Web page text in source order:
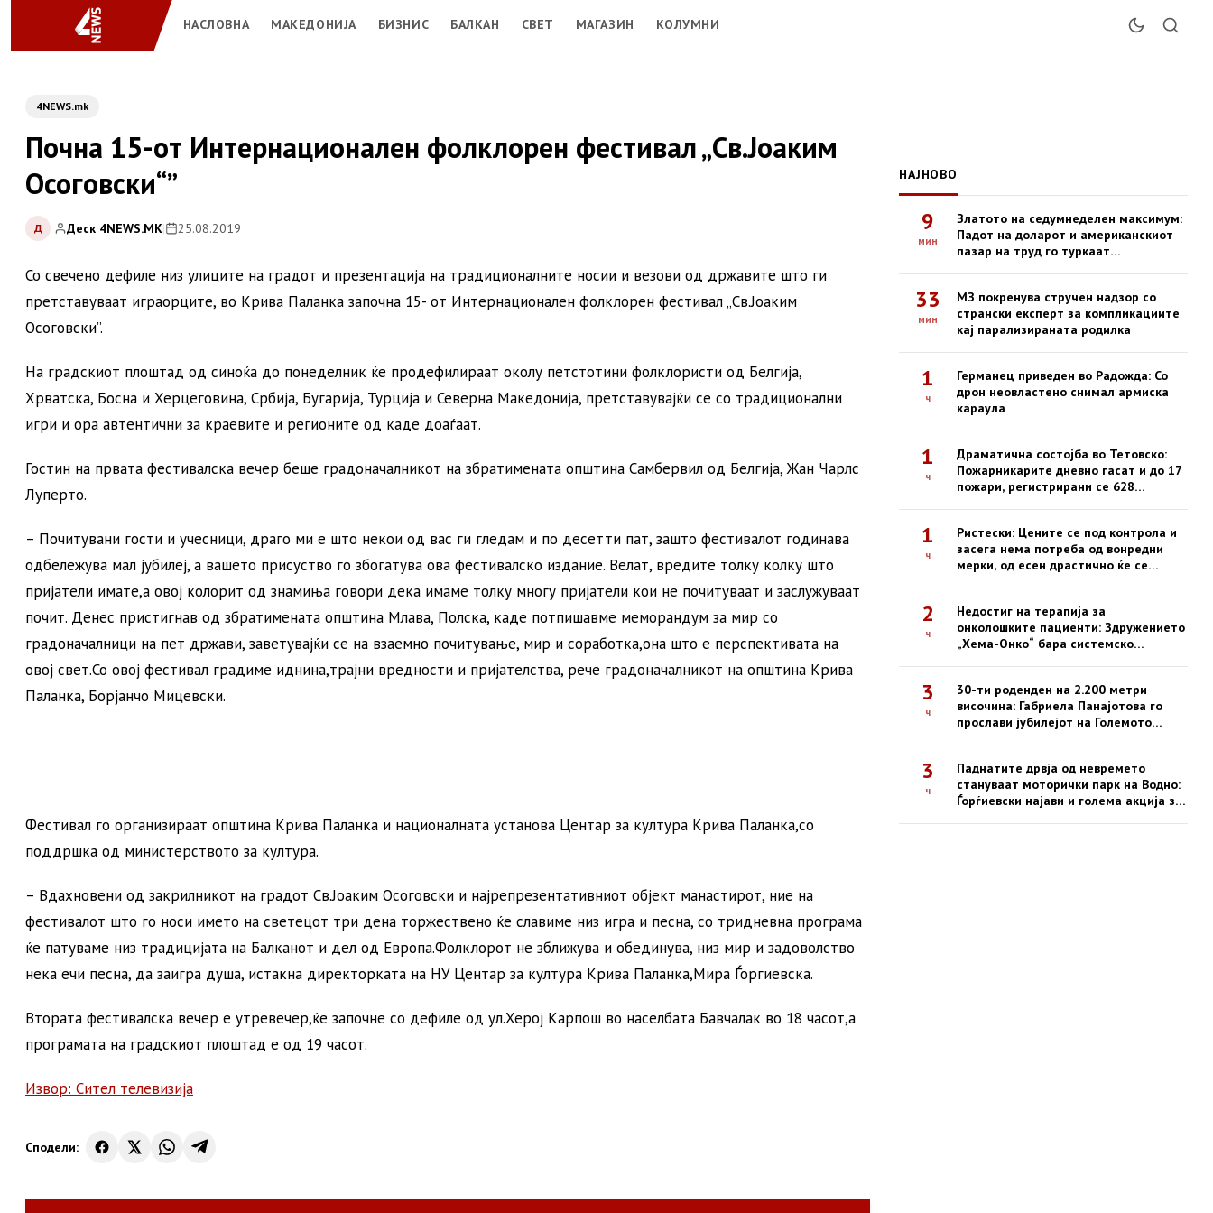
НАСЛОВНА МАКЕДОНИЈА БИЗНИС БАЛКАН СВЕТ МАГАЗИН КОЛУМНИ
4NEWS.mk
Почна 15-от Интернационален фолклорен фестивал „Св.Јоаким
Осоговски“”
Д Деск 4NEWS.MK| 25.08.2019
Со свечено дефиле низ улиците на градот и презентација на традиционалните носии и везови од државите што ги
претставуваат играорците, во Крива Паланка започна 15- от Интернационален фолклорен фестивал „Св.Јоаким
Осоговски”.
На градскиот плоштад од синоќа до понеделник ќе продефилираат околу петстотини фолклористи од Белгија,
Хрватска, Босна и Херцеговина, Србија, Бугарија, Турција и Северна Македонија, претставувајќи се со традиционални
игри и ора автентични за краевите и регионите од каде доаѓаат.
Гостин на првата фестивалска вечер беше градоначалникот на збратимената општина Самбервил од Белгија, Жан Чарлс
Луперто.
– Почитувани гости и учесници, драго ми е што некои од вас ги гледам и по десетти пат, зашто фестивалот годинава
одбележува мал јубилеј, а вашето присуство го збогатува ова фестивалско издание. Велат, вредите толку колку што
пријатели имате,а овој колорит од знамиња говори дека имаме толку многу пријатели кои не почитуваат и заслужуваат
почит. Денес пристигнав од збратимената општина Млава, Полска, каде потпишавме меморандум за мир со
градоначалници на пет држави, заветувајќи се на взаемно почитување, мир и соработка,она што е перспективата на
овој свет.Со овој фестивал градиме иднина,трајни вредности и пријателства, рече градоначалникот на општина Крива
Паланка, Борјанчо Мицевски.
Фестивал го организираат општина Крива Паланка и националната установа Центар за култура Крива Паланка,со
поддршка од министерството за култура.
– Вдахновени од закрилникот на градот Св.Јоаким Осоговски и најрепрезентативниот објект манастирот, ние на
фестивалот што го носи името на светецот три дена торжествено ќе славиме низ игра и песна, со тридневна програма
ќе патуваме низ традицијата на Балканот и дел од Европа.Фолклорот не зближува и обединува, низ мир и задоволство
нека ечи песна, да заигра душа, истакна директорката на НУ Центар за култура Крива Паланка,Мира Ѓоргиевска.
Втората фестивалска вечер е утревечер,ќе започне со дефиле од ул.Херој Карпош во населбата Бавчалак во 18 часот,а
програмата на градскиот плоштад е од 19 часот.
Извор: Сител телевизија
Сподели:
НАЈНОВО
9
мин
Златото на седумнеделен максимум:
Падот на доларот и американскиот
пазар на труд го туркаат
33
мин
МЗ покренува стручен надзор со
странски експерт за компликациите
кај парализираната родилка
1
ч
Германец приведен во Радожда: Со
дрон неовластено снимал армиска
караула
1
ч
Драматична состојба во Тетовско:
Пожарникарите дневно гасат и до 17
пожари, регистрирани се 628
1
ч
Ристески: Цените се под контрола и
засега нема потреба од вонредни
мерки, од есен драстично ќе се
2
ч
Недостиг на терапија за
онколошките пациенти: Здружението
„Хема-Онко“ бара системско
3
ч
30-ти роденден на 2.200 метри
височина: Габриела Панајотова го
прослави јубилејот на Големото
3
ч
Паднатите дрвја од невремето
стануваат моторички парк на Водно:
Ѓорѓиевски најави и голема акција за